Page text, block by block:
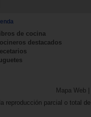
de cocina
destacados
Mapa Web |
reproducción parcial o total